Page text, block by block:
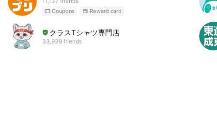
Coupons Reward card
クラスTシャツ専門店
33,939 friends